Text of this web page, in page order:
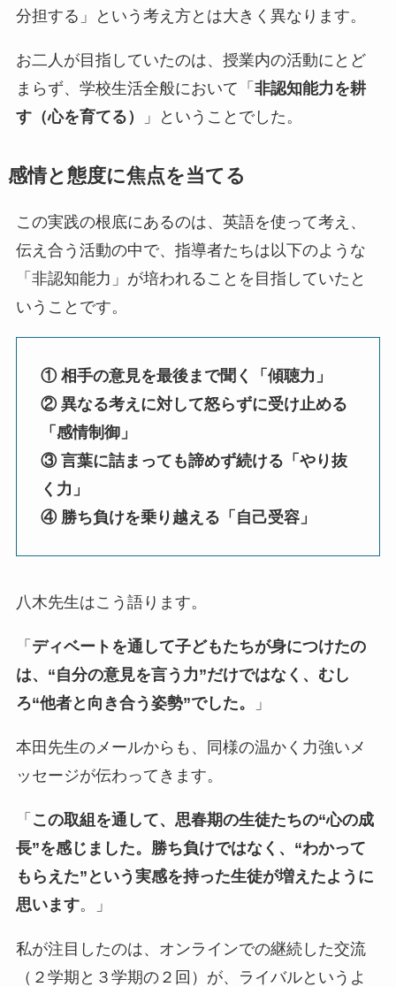
分担する」という考え方とは大きく異なります。
お二人が目指していたのは、授業内の活動にとど
まらず、学校生活全般において「 非認知能力を耕
す（心を育てる）
」ということでした。
感情と態度に焦点を当てる
この実践の根底にあるのは、英語を使って考え、
伝え合う活動の中で、指導者たちは以下のような
「非認知能力」が培われることを目指していたと
いうことです。
① 相手の意見を最後まで聞く「傾聴力」
② 異なる考えに対して怒らずに受け止める
「感情制御」
③ 言葉に詰まっても諦めず続ける「やり抜
く力」
④ 勝ち負けを乗り越える「自己受容」
八木先生はこう語ります。
「 ディベートを通して子どもたちが身につけたの
は、“自分の意見を言う力”だけではなく、むし
ろ“他者と向き合う姿勢”でした。
」
本田先生のメールからも、同様の温かく力強いメ
ッセージが伝わってきます。
「 この取組を通して、思春期の生徒たちの“心の成
長”を感じました。勝ち負けではなく、“わかって
もらえた”という実感を持った生徒が増えたように
思います。」
私が注目したのは、オンラインでの継続した交流
（２学期と３学期の２回）が、ライバルというよ